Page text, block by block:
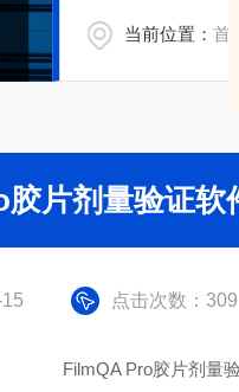
当前位置：首页
片剂量验证软
点击次数：309
FilmQA Pro胶片剂量